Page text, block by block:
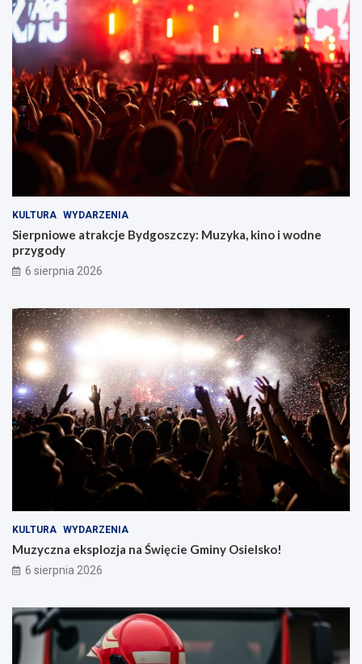
o
s
z
c
z
y
!
KULTURA WYDARZENIA
Sierpniowe atrakcje Bydgoszczy: Muzyka, kino i wodne
przygody
6 sierpnia 2026
KULTURA WYDARZENIA
Muzyczna eksplozja na Święcie Gminy Osielsko!
6 sierpnia 2026